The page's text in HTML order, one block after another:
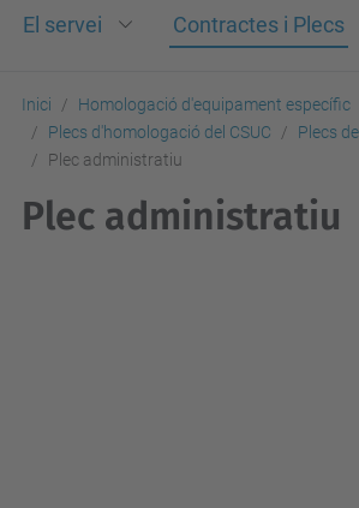
El servei Contractes i Plecs
Inici Homologació d'equipament específic
Plecs d'homologació del CSUC
Plecs
Plec administratiu
Plec administratiu